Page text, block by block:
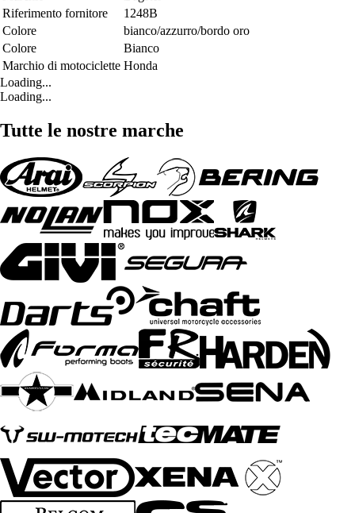
Riferimento fornitore
1248B
Colore
bianco/azzurro/bordo oro
Colore
Bianco
Marchio di motociclette Honda
Loading...
Loading...
Tutte le nostre marche